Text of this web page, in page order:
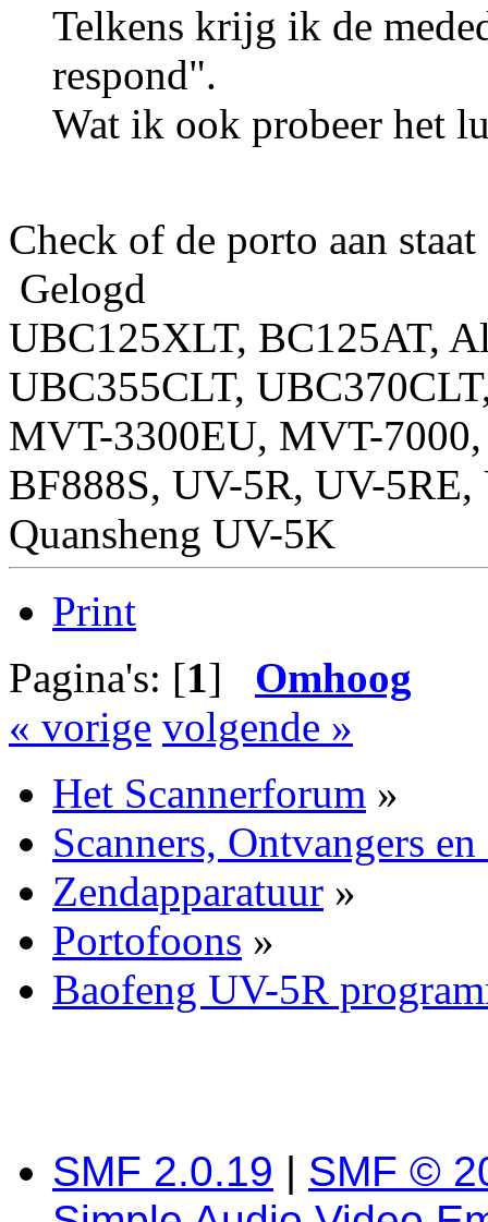
Telkens krijg ik de
respond".
Wat ik ook probeer het
Check of de porto aan
Gelogd
UBC125XLT, BC125AT,
UBC355CLT,
MVT-3300EU, MVT-
BF888S, UV-5R, UV-
Quansheng UV-5K
Print
Pagina's: [1] Omhoog
« vorige volgende »
Het Scannerforum »
Scanners, Ontvangers
Zendapparatuur »
Portofoons »
Baofeng UV-5R
SMF 2.0.19 | SMF ©